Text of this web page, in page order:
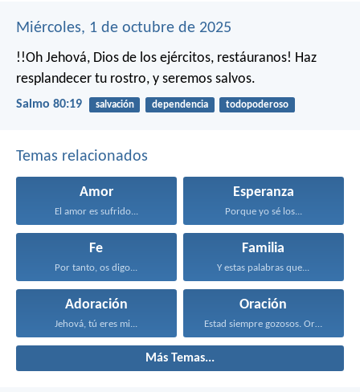
Miércoles, 1 de octubre de 2025
!!Oh Jehová, Dios de los ejércitos, restáuranos! Haz
resplandecer tu rostro, y seremos salvos.
Salmo 80:19 salvación dependencia todopoderoso
Temas relacionados
Amor
El amor es sufrido...
Esperanza
Porque yo sé los...
Fe
Por tanto, os digo...
Familia
Y estas palabras que...
Adoración
Jehová, tú eres mi...
Oración
Estad siempre gozosos. Orad...
Más Temas...